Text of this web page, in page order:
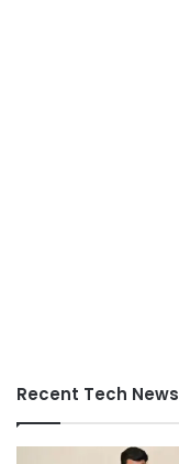
Recent Tech News